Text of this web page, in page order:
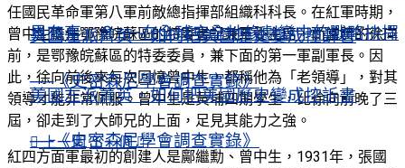
美國左派菁英，如何把美國歷史變成控訴書
──《史密森尼學會調查實錄》
上一個 下一個
界有事」？——在全球安全地緣劇變中的戰略抉擇
美國左派菁英，如何把美國歷史變成控訴書
──《史密森尼學會調查實錄》
任國民革命軍第八軍前敵總指揮部組織科科長。在紅軍時期，
曾中生擔任鄂豫皖蘇區的特委書記兼軍委主席，而當時的徐向
前，是鄂豫皖蘇區的特委委員，兼下面的第一軍副軍長。因
此，徐向前後來每次回憶曾中生，都稱他為「老領導」，對其
領導才能非常佩服。曾中生是黃埔四期學生，比徐向前晚了三
屆，卻走到了大師兄的上面，足見其能力之強。
紅四方面軍最初的創建人是鄺繼勳、曾中生，1931年，張國